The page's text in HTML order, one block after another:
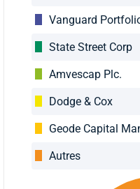
Vanguard
State Street Corp
Amvescap Plc.
Dodge & Cox
Geode Capital
Autres